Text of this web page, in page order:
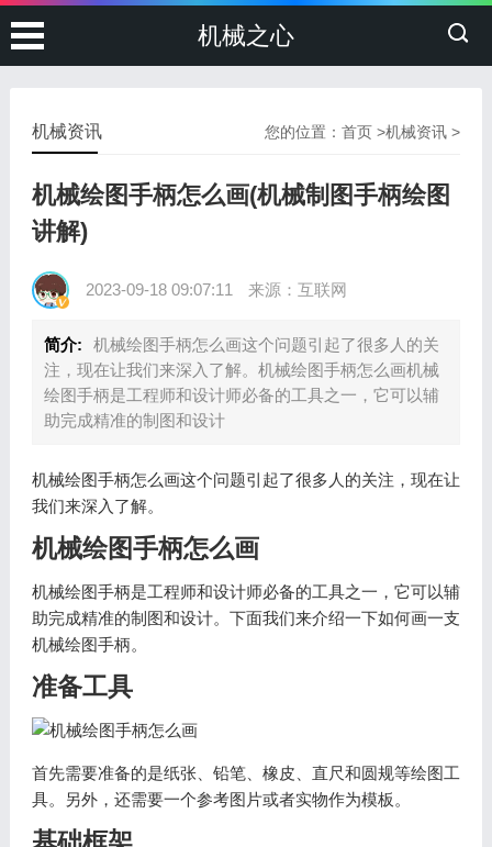
机械之心
您的位置：首页 >机械资讯 >
机械资讯
机械绘图手柄怎么画(机械制图手柄绘图
讲解)
2023-09-18 09:07:11 来源：互联网
简介:
机械绘图手柄怎么画这个问题引起了很多人的关
注，现在让我们来深入了解。机械绘图手柄怎么画机械
绘图手柄是工程师和设计师必备的工具之一，它可以辅
助完成精准的制图和设计
机械绘图手柄怎么画这个问题引起了很多人的关注，现在让
我们来深入了解。
机械绘图手柄怎么画
机械绘图手柄是工程师和设计师必备的工具之一，它可以辅
助完成精准的制图和设计。下面我们来介绍一下如何画一支
机械绘图手柄。
准备工具
首先需要准备的是纸张、铅笔、橡皮、直尺和圆规等绘图工
具。另外，还需要一个参考图片或者实物作为模板。